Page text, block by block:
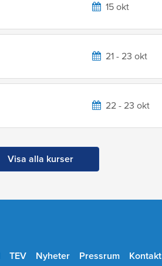
15 okt
21 - 23 okt
22 - 23 okt
Visa alla kurser
TEV Nyheter Pressrum Kontakt